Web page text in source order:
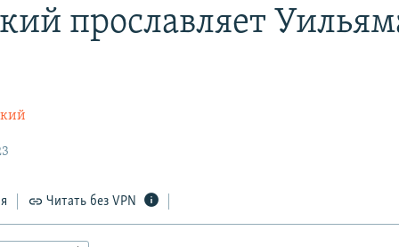
прославляет
Читать без VPN